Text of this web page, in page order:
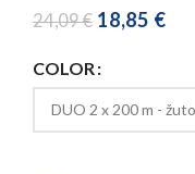
24,09€ 18,85 €
COLOR